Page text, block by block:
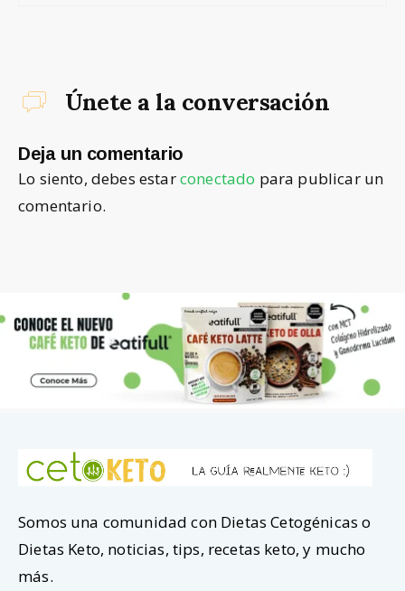
Únete a la conversación
Deja un comentario
Lo siento, debes estarconectado para publicar un
comentario.
Somos una comunidad con Dietas Cetogénicas o
Dietas Keto, noticias, tips, recetas keto, y mucho
más.